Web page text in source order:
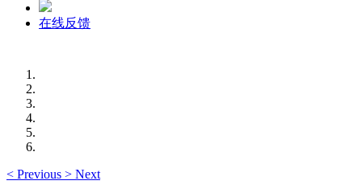
在线反馈
< Previous > Next